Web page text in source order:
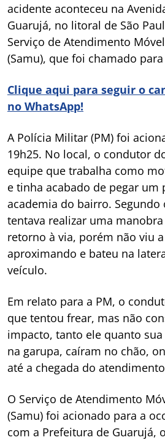
acidente aconteceu na
Guarujá, no litoral de São
Serviço de Atendimento
(Samu), que foi chamado
Clique aqui para seguir o
no WhatsApp!
A Polícia Militar (PM) foi
19h25. No local, o condutor
equipe que trabalha como
e tinha acabado de pegar um
academia do bairro.
tentava realizar uma
retorno à via, porém não viu
aproximando e bateu na
veículo.
Em relato para a PM, o
que tentou frear, mas não
impacto, tanto ele quanto sua
na garupa, caíram no chão,
até a chegada do
O Serviço de Atendimento
(Samu) foi acionado para a
com a Prefeitura de Guarujá,